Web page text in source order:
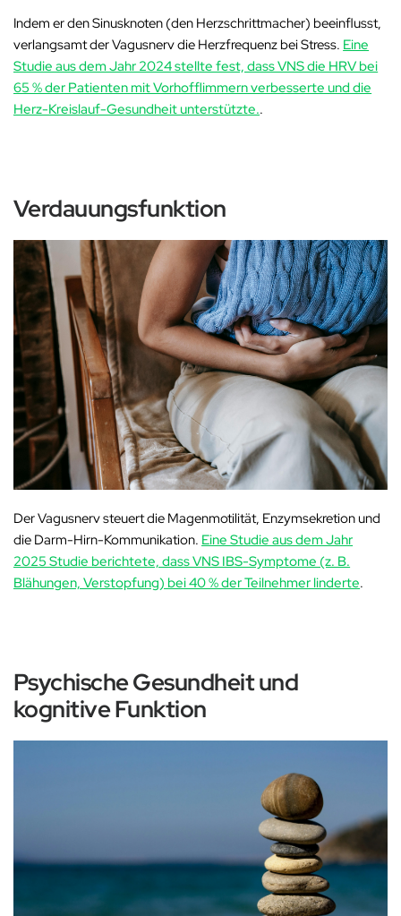
Indem er den Sinusknoten (den Herzschrittmacher) beeinflusst,
verlangsamt der Vagusnerv die Herzfrequenz bei Stress. Eine
Studie aus dem Jahr 2024 stellte fest, dass VNS die HRV bei
65 % der Patienten mit Vorhofflimmern verbesserte und die
Herz-Kreislauf-Gesundheit unterstützte..
Verdauungsfunktion
Der Vagusnerv steuert die Magenmotilität, Enzymsekretion und
die Darm-Hirn-Kommunikation. Eine Studie aus dem Jahr
2025Studie berichtete, dass VNS IBS-Symptome (z. B.
Blähungen, Verstopfung) bei 40 % der Teilnehmer linderte.
Psychische Gesundheit und
kognitive Funktion